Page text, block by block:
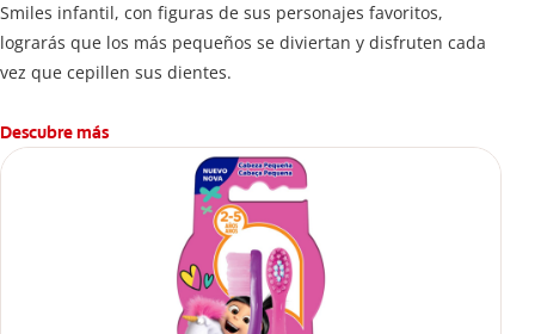
Smiles infantil, con figuras de sus personajes favoritos,
lograrás que los más pequeños se diviertan y disfruten cada
vez que cepillen sus dientes.
Descubre más